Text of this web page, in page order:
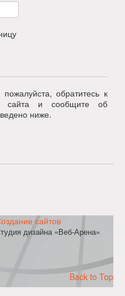
обратитесь к
сайта и сообщите об
ниже.
сайтов
дизайна «Веб-Арена»
Back to Top